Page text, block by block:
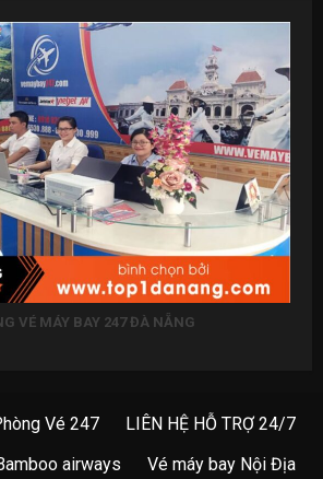
VÉ MÁY BAY 247 ĐÀ NẴNG
Vé 247
LIÊN HỆ HỖ TRỢ 24/7
airways
Vé máy bay Nội Địa